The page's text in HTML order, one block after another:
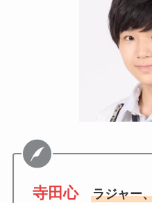
寺田心
ラジャー